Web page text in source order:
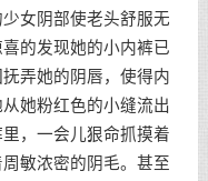
女阴部使老头舒服无
的发现她的小内裤已
弄她的阴唇，使得内
她粉红色的小缝流出
，一会儿狠命抓摸着
敏浓密的阴毛。甚至